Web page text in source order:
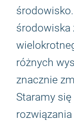
środowiska
różnych
znacznie
Staramy